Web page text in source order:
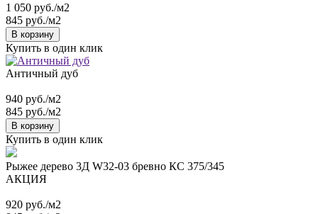
1 050 руб./м2
845 руб./м2
В корзину
Купить в один клик
Античный дуб
940 руб./м2
845 руб./м2
В корзину
Купить в один клик
Рыжее дерево 3Д W32-03 бревно КС 375/345
АКЦИЯ
920 руб./м2